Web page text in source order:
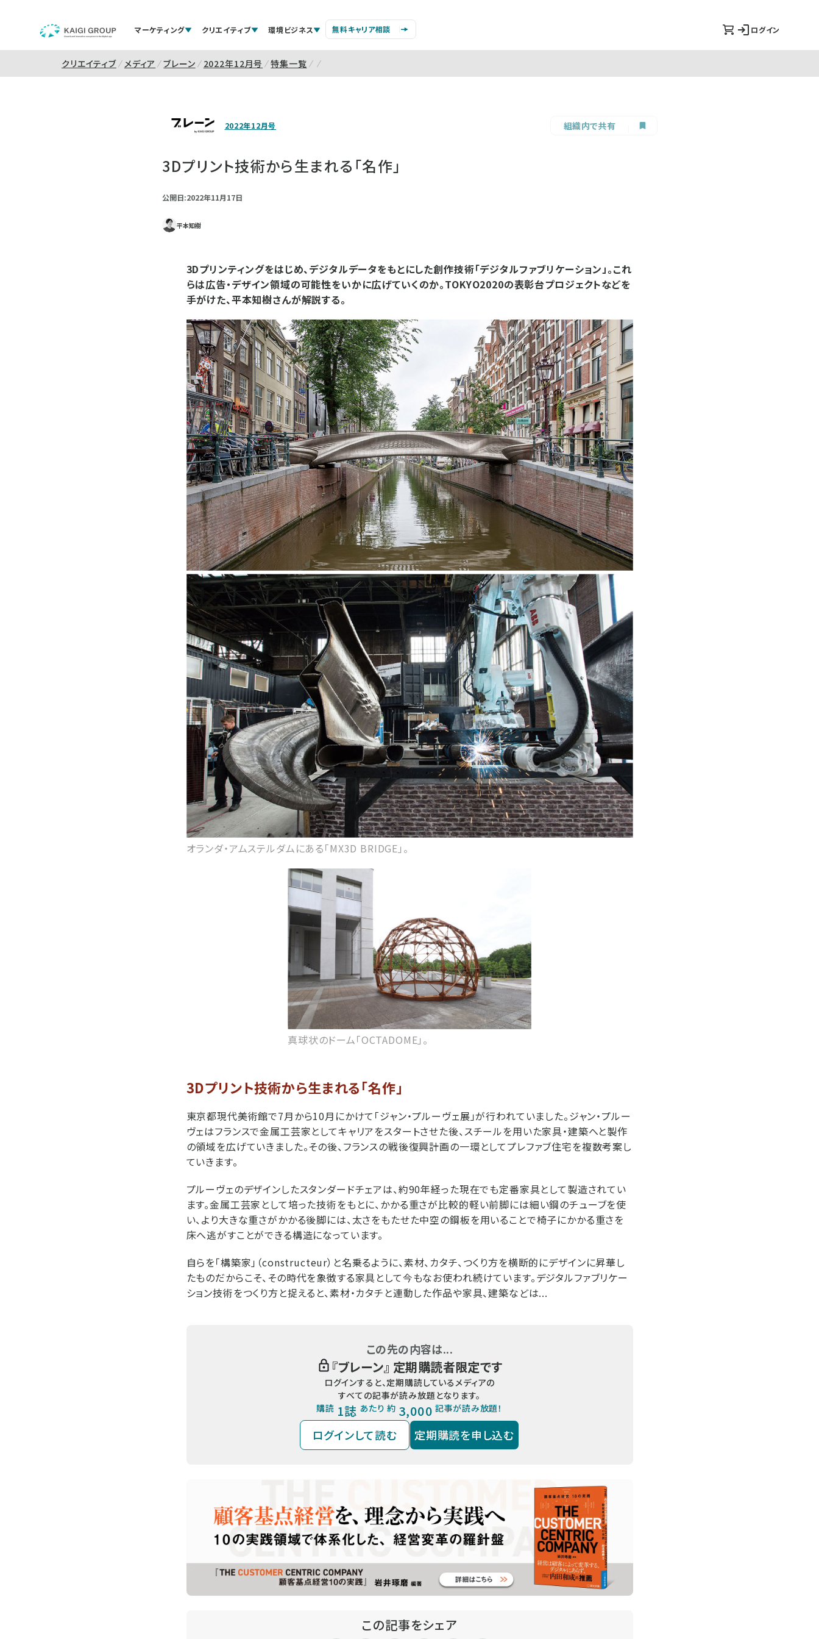
マーケティング クリエイティブ 環境ビジネス 無料キャリア相談 ログイン
クリエイティブ メディア ブレーン 2022年12月号 特集一覧
2022年12月号 組織内で共有
3Dプリント技術から生まれる「名作」
公開日:2022年11月17日
平本知樹
3Dプリンティングをはじめ、デジタルデータをもとにした創作技術「デジタルファブリケーション」。これ
らは広告・デザイン領域の可能性をいかに広げていくのか。TOKYO2020の表彰台プロジェクトなどを
手がけた、平本知樹さんが解説する。
オランダ・アムステルダムにある「MX3D BRIDGE」。
真球状のドーム「OCTADOME」。
3Dプリント技術から生まれる「名作」
東京都現代美術館で7月から10月にかけて「ジャン・プルーヴェ展」が行われていました。ジャン・プルー
ヴェはフランスで金属工芸家としてキャリアをスタートさせた後、スチールを用いた家具・建築へと製作
の領域を広げていきました。その後、フランスの戦後復興計画の一環としてプレファブ住宅を複数考案し
ていきます。
プルーヴェのデザインしたスタンダードチェアは、約90年経った現在でも定番家具として製造されてい
ます。金属工芸家として培った技術をもとに、かかる重さが比較的軽い前脚には細い鋼のチューブを使
い、より大きな重さがかかる後脚には、太さをもたせた中空の鋼板を用いることで椅子にかかる重さを
床へ逃がすことができる構造になっています。
自らを「構築家」（constructeur）と名乗るように、素材、カタチ、つくり方を横断的にデザインに昇華し
たものだからこそ、その時代を象徴する家具として今もなお使われ続けています。デジタルファブリケー
ション技術をつくり方と捉えると、素材・カタチと連動した作品や家具、建築などは...
この先の内容は...
『ブレーン』 定期購読者限定です
ログインすると、定期購読しているメディアの
すべての記事が読み放題となります。
購読 1誌 あたり 約 3,000 記事が読み放題！
ログインして読む 定期購読を申し込む
この記事をシェア